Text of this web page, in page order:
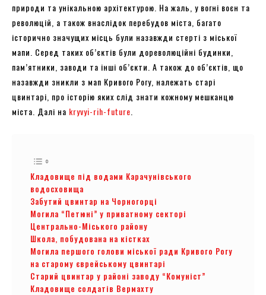
природи та унікальною архітектурою. На жаль, у вогні воєн та
революцій, а також внаслідок перебудов міста, багато
історично значущих місць були назавжди стерті з міської
мапи. Серед таких об’єктів були дореволюційні будинки,
пам’ятники, заводи та інші об’єкти. А також до об’єктів, що
назавжди зникли з мап Кривого Рогу, належать старі
цвинтарі, про історію яких слід знати кожному мешканцю
міста. Далі на kryvyi-rih-future
Кладовище під водами Карачунівського
водосховища
Забутий цвинтар на Чорногорці
Могила “Петюні” у приватному секторі
Центрально-Міського району
Школа, побудована на кістках
Могила першого голови міської ради Кривого Рогу
на старому єврейському цвинтарі
Старий цвинтар у районі заводу “Комуніст”
Кладовище солдатів Вермахту